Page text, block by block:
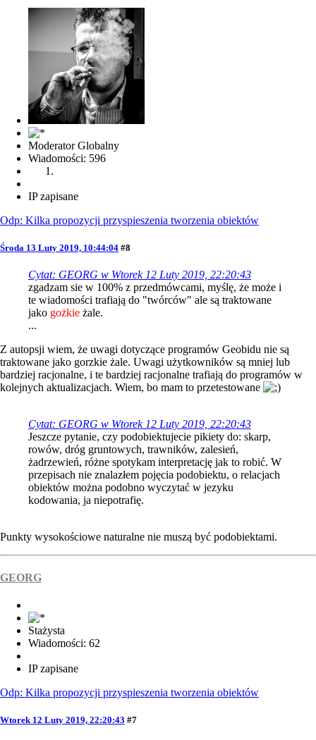
Moderator Globalny
Wiadomości: 596
IP zapisane
Odp: Kilka propozycji przyspieszenia tworzenia obiektów
Środa 13 Luty 2019, 10:44:04 #8
Cytat: GEORG w Wtorek 12 Luty 2019, 22:20:43
zgadzam sie w 100% z przedmówcami, myślę, że może i
te wiadomości trafiają do "twórców" ale są traktowane
jako gożkie żale.
...
Z autopsji wiem, że uwagi dotyczące programów Geobidu nie są
traktowane jako gorzkie żale. Uwagi użytkowników są mniej lub
bardziej racjonalne, i te bardziej racjonalne trafiają do programów w
kolejnych aktualizacjach. Wiem, bo mam to przetestowane
Cytat: GEORG w Wtorek 12 Luty 2019, 22:20:43
Jeszcze pytanie, czy podobiektujecie pikiety do: skarp,
rowów, dróg gruntowych, trawników, zalesień,
żadrzewień, różne spotykam interpretację jak to robić. W
przepisach nie znalazłem pojęcia podobiektu, o relacjach
obiektów można podobno wyczytać w jezyku
kodowania, ja niepotrafię.
Punkty wysokościowe naturalne nie muszą być podobiektami.
GEORG
Stażysta
Wiadomości: 62
IP zapisane
Odp: Kilka propozycji przyspieszenia tworzenia obiektów
Wtorek 12 Luty 2019, 22:20:43 #7